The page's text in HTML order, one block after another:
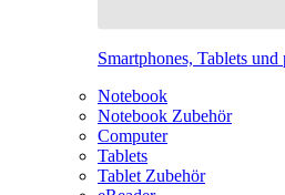
Smartphones, Tablets und
Notebook
Notebook Zubehör
Computer
Tablets
Tablet Zubehör